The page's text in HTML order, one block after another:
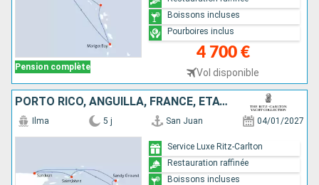
Pension complète
4 700 €
Vol disponible
Boissons incluses
Pourboires inclus
PORTO RICO, ANGUILLA, FRANCE, ÉTATS-UNIS
Ilma 5 j San Juan 04/01/2027
Service Luxe Ritz-Carlton
Restauration raffinée
Boissons incluses